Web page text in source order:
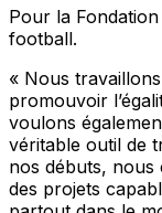
Pour la
football.
« Nous
promouvoir
voulons
véritable outil de
nos débuts,
des projets